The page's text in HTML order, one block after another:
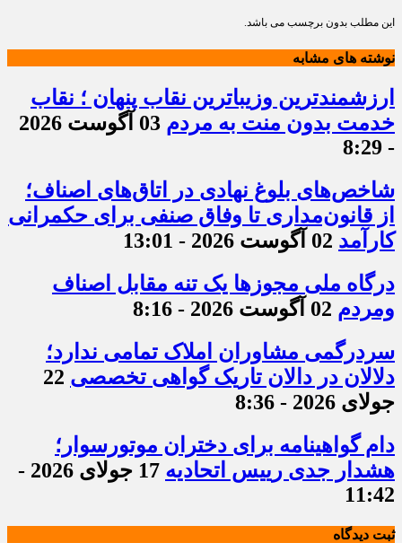
این مطلب بدون برچسب می باشد.
نوشته های مشابه
ارزشمندترین وزیباترین نقاب پنهان ؛ نقاب
خدمت بدون منت به مردم
03 آگوست 2026
- 8:29
شاخص‌های بلوغ نهادی در اتاق‌های اصناف؛
از قانون‌مداری تا وفاق صنفی برای حکمرانی
کارآمد 02 آگوست 2026 - 13:01
درگاه ملی مجوزها یک تنه مقابل اصناف
ومردم 02 آگوست 2026 - 8:16
سردرگمی مشاوران املاک تمامی ندارد؛
دلالان در دالان تاریک گواهی تخصصی 22
جولای 2026 - 8:36
دام گواهینامه برای دختران موتورسوار؛
هشدار جدی رییس اتحادیه
17 جولای 2026 -
11:42
ثبت دیدگاه